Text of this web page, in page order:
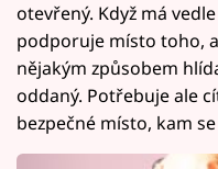
otevřený. Když má
podporuje místo toho,
nějakým způsobem
oddaný. Potřebuje ale
bezpečné místo, kam